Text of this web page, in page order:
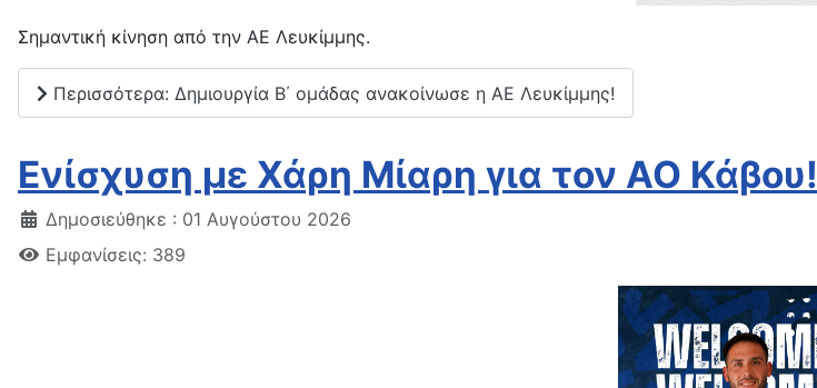
Σημαντική κίνηση από την ΑΕ Λευκίμμης.
Περισσότερα: Δημιουργία Β΄ ομάδας ανακοίνωσε η ΑΕ Λευκίμμης!
Ενίσχυση με Χάρη Μίαρη για τον ΑΟ Κάβου!
Δημοσιεύθηκε : 01 Αυγούστου 2026
Εμφανίσεις: 389